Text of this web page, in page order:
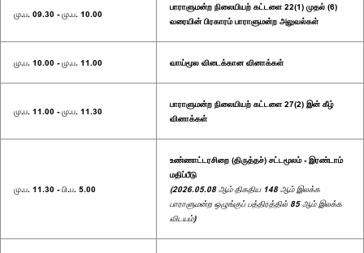
மு.ப. 09.30 - மு.ப. 10.00
பாராளுமன்ற நிலையியற் கட்டளை 22(1) முதல் (6)
வரையின் பிரகாரம் பாராளுமன்ற அலுவல்கள்
மு.ப. 10.00 - மு.ப. 11.00 வாய்மூல விடைக்கான வினாக்கள்
மு.ப. 11.00 - மு.ப. 11.30
பாராளுமன்ற நிலையியற் கட்டளை 27(2) இன் கீழ்
வினாக்கள்
மு.ப. 11.30 - பி.ப. 5.00
உண்ணாட்டரசிறை (திருத்தச்) சட்டமூலம் - இரண்டாம்
மதிப்பீடு
(2026.05.08 ஆம் திகதிய 148 ஆம் இலக்க
பாராளுமன்ற ஒழுங்குப் பத்திரத்தில் 85 ஆம் இலக்க
விடயம்)